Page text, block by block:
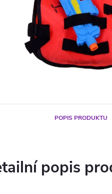
POPIS PRODUKTU
popis